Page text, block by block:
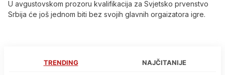
U avgustovskom prozoru kvalifikacija za Svjetsko prvenstvo
Srbija će još jednom biti bez svojih glavnih orgaizatora igre.
TRENDING NAJČITANIJE